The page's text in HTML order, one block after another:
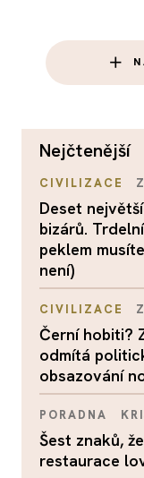
nejčtenější
CIVILIZACE
Deset
bizárů.
peklem
není)
CIVILIZACE
Černí hobiti?
odmítá
obsazování
PORADNA
Šest znaků,
restaurace